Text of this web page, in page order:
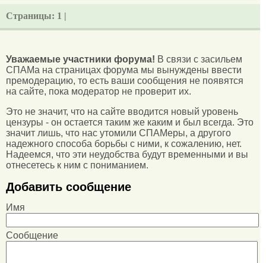
Страницы: 1 |
Уважаемые участники форума! В связи с засильем
СПАМа на страницах форума мы вынуждены ввести
премодерацию, то есть ваши сообщения не появятся
на сайте, пока модератор не проверит их.
Это не значит, что на сайте вводится новый уровень
цензуры - он остается таким же каким и был всегда. Это
значит лишь, что нас утомили СПАМеры, а другого
надежного способа борьбы с ними, к сожалению, нет.
Надеемся, что эти неудобства будут временными и вы
отнесетесь к ним с пониманием.
Добавить сообщение
Имя
Сообщение